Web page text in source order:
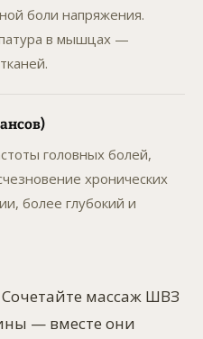
боли напряжения.
в мышцах —
головных болей,
хронических
более глубокий и
Сочетайте массаж ШВЗ
— вместе они